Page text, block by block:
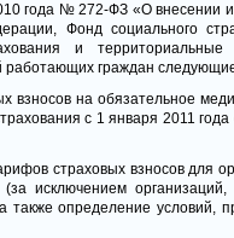
года № 272-ФЗ «О внесении
Фонд социального
и
работающих граждан
взносов на обязательное
с 1 января 2011
страховых взносов для
исключением
также определение условий,